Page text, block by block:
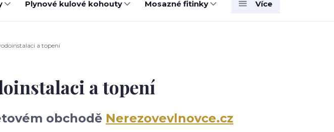
Plynové kulové kohouty Mosazné fitinky Více
a topení
a topení
obchodě Nerezovevlnovce.cz